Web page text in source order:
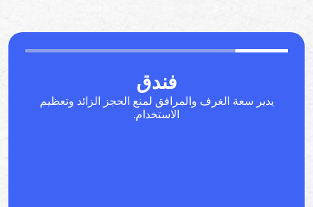
فندق
يدير سعة الغرف والمرافق لمنع الحجز الزائد وتعظيم
الاستخدام.